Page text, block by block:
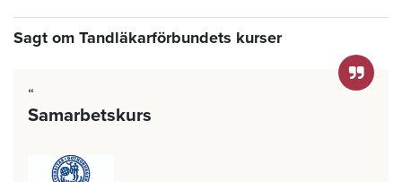
Sagt om Tandläkarförbundets kurser
Samarbetskurs